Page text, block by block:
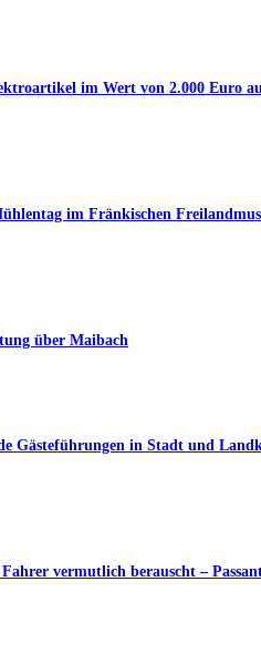
im Wert von 2.000 Euro
im Fränkischen
über Maibach
Gästeführungen in Stadt und
vermutlich berauscht –